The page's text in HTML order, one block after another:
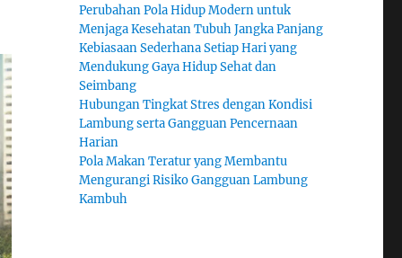
Perubahan Pola Hidup Modern untuk
Menjaga Kesehatan Tubuh Jangka Panjang
Kebiasaan Sederhana Setiap Hari yang
Mendukung Gaya Hidup Sehat dan
Seimbang
Hubungan Tingkat Stres dengan Kondisi
Lambung serta Gangguan Pencernaan
Harian
Pola Makan Teratur yang Membantu
Mengurangi Risiko Gangguan Lambung
Kambuh